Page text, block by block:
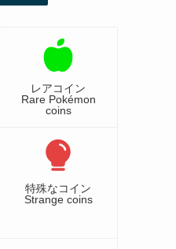
レアコイン
Rare Pokémon
coins
特殊なコイン
Strange coins